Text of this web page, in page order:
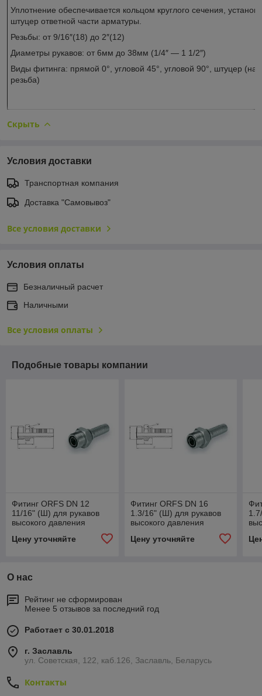
Уплотнение обеспечивается кольцом круглого сечения,
штуцер ответной части арматуры.
Резьбы: от 9/16″(18) до 2″(12)
Диаметры рукавов: от 6мм до 38мм (1/4″ — 1 1/2″)
Виды фитинга: прямой 0°, угловой 45°, угловой 90°, штуцер
резьба)
Скрыть
Условия доставки
Транспортная компания
Доставка "Самовывоз"
Все условия доставки
Условия оплаты
Безналичный расчет
Наличными
Все условия оплаты
Подобные товары компании
Фитинг ORFS DN 12
11/16" (Ш) для рукавов
высокого давления
Цену уточняйте
Фитинг ORFS DN 16
1.3/16" (Ш) для рукавов
высокого давления
Цену уточняйте
О нас
Рейтинг не сформирован
Менее 5 отзывов за последний год
Работает с 30.01.2018
г. Заславль
ул. Советская, 122, каб.126, Заславль, Беларусь
Контакты